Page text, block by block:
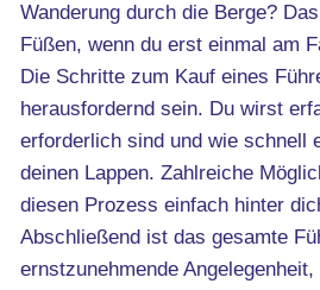
Wanderung durch die Berge?
Füßen, wenn du erst einmal am
Die Schritte zum Kauf eines
herausfordernd sein. Du wirst
erforderlich sind und wie schnell
deinen Lappen. Zahlreiche
diesen Prozess einfach hinter
Abschließend ist das gesamte
ernstzunehmende